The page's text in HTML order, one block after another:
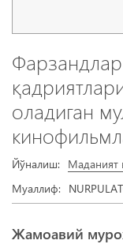
оладиган
Йўналиш: Маданият
Муаллиф:
Жамоавий